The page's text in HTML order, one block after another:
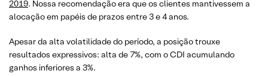
2019. Nossa recomendação era que os clientes mantivessem a
alocação em papéis de prazos entre 3 e 4 anos.
Apesar da alta volatilidade do período, a posição trouxe
resultados expressivos: alta de 7%, com o CDI acumulando
ganhos inferiores a 3%.